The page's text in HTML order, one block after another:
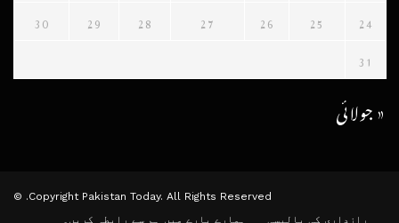
24
25
26
27
28
29
30
31
« جولائی
Copyright Pakistan Today. All Rights Reserved. ©
رازداری کی پالیسی
ہمارے بارے میں ہم سے رابطہ کریں۔